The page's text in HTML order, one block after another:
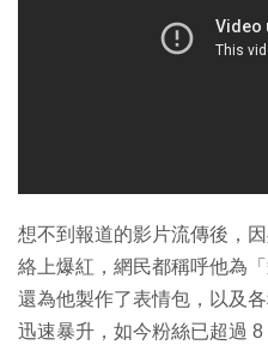
想不到報道的影片流傳後，
絡上爆紅，網民都稱呼他為
還為他製作了表情包，以及
迅速暴升，如今粉絲已超過 8